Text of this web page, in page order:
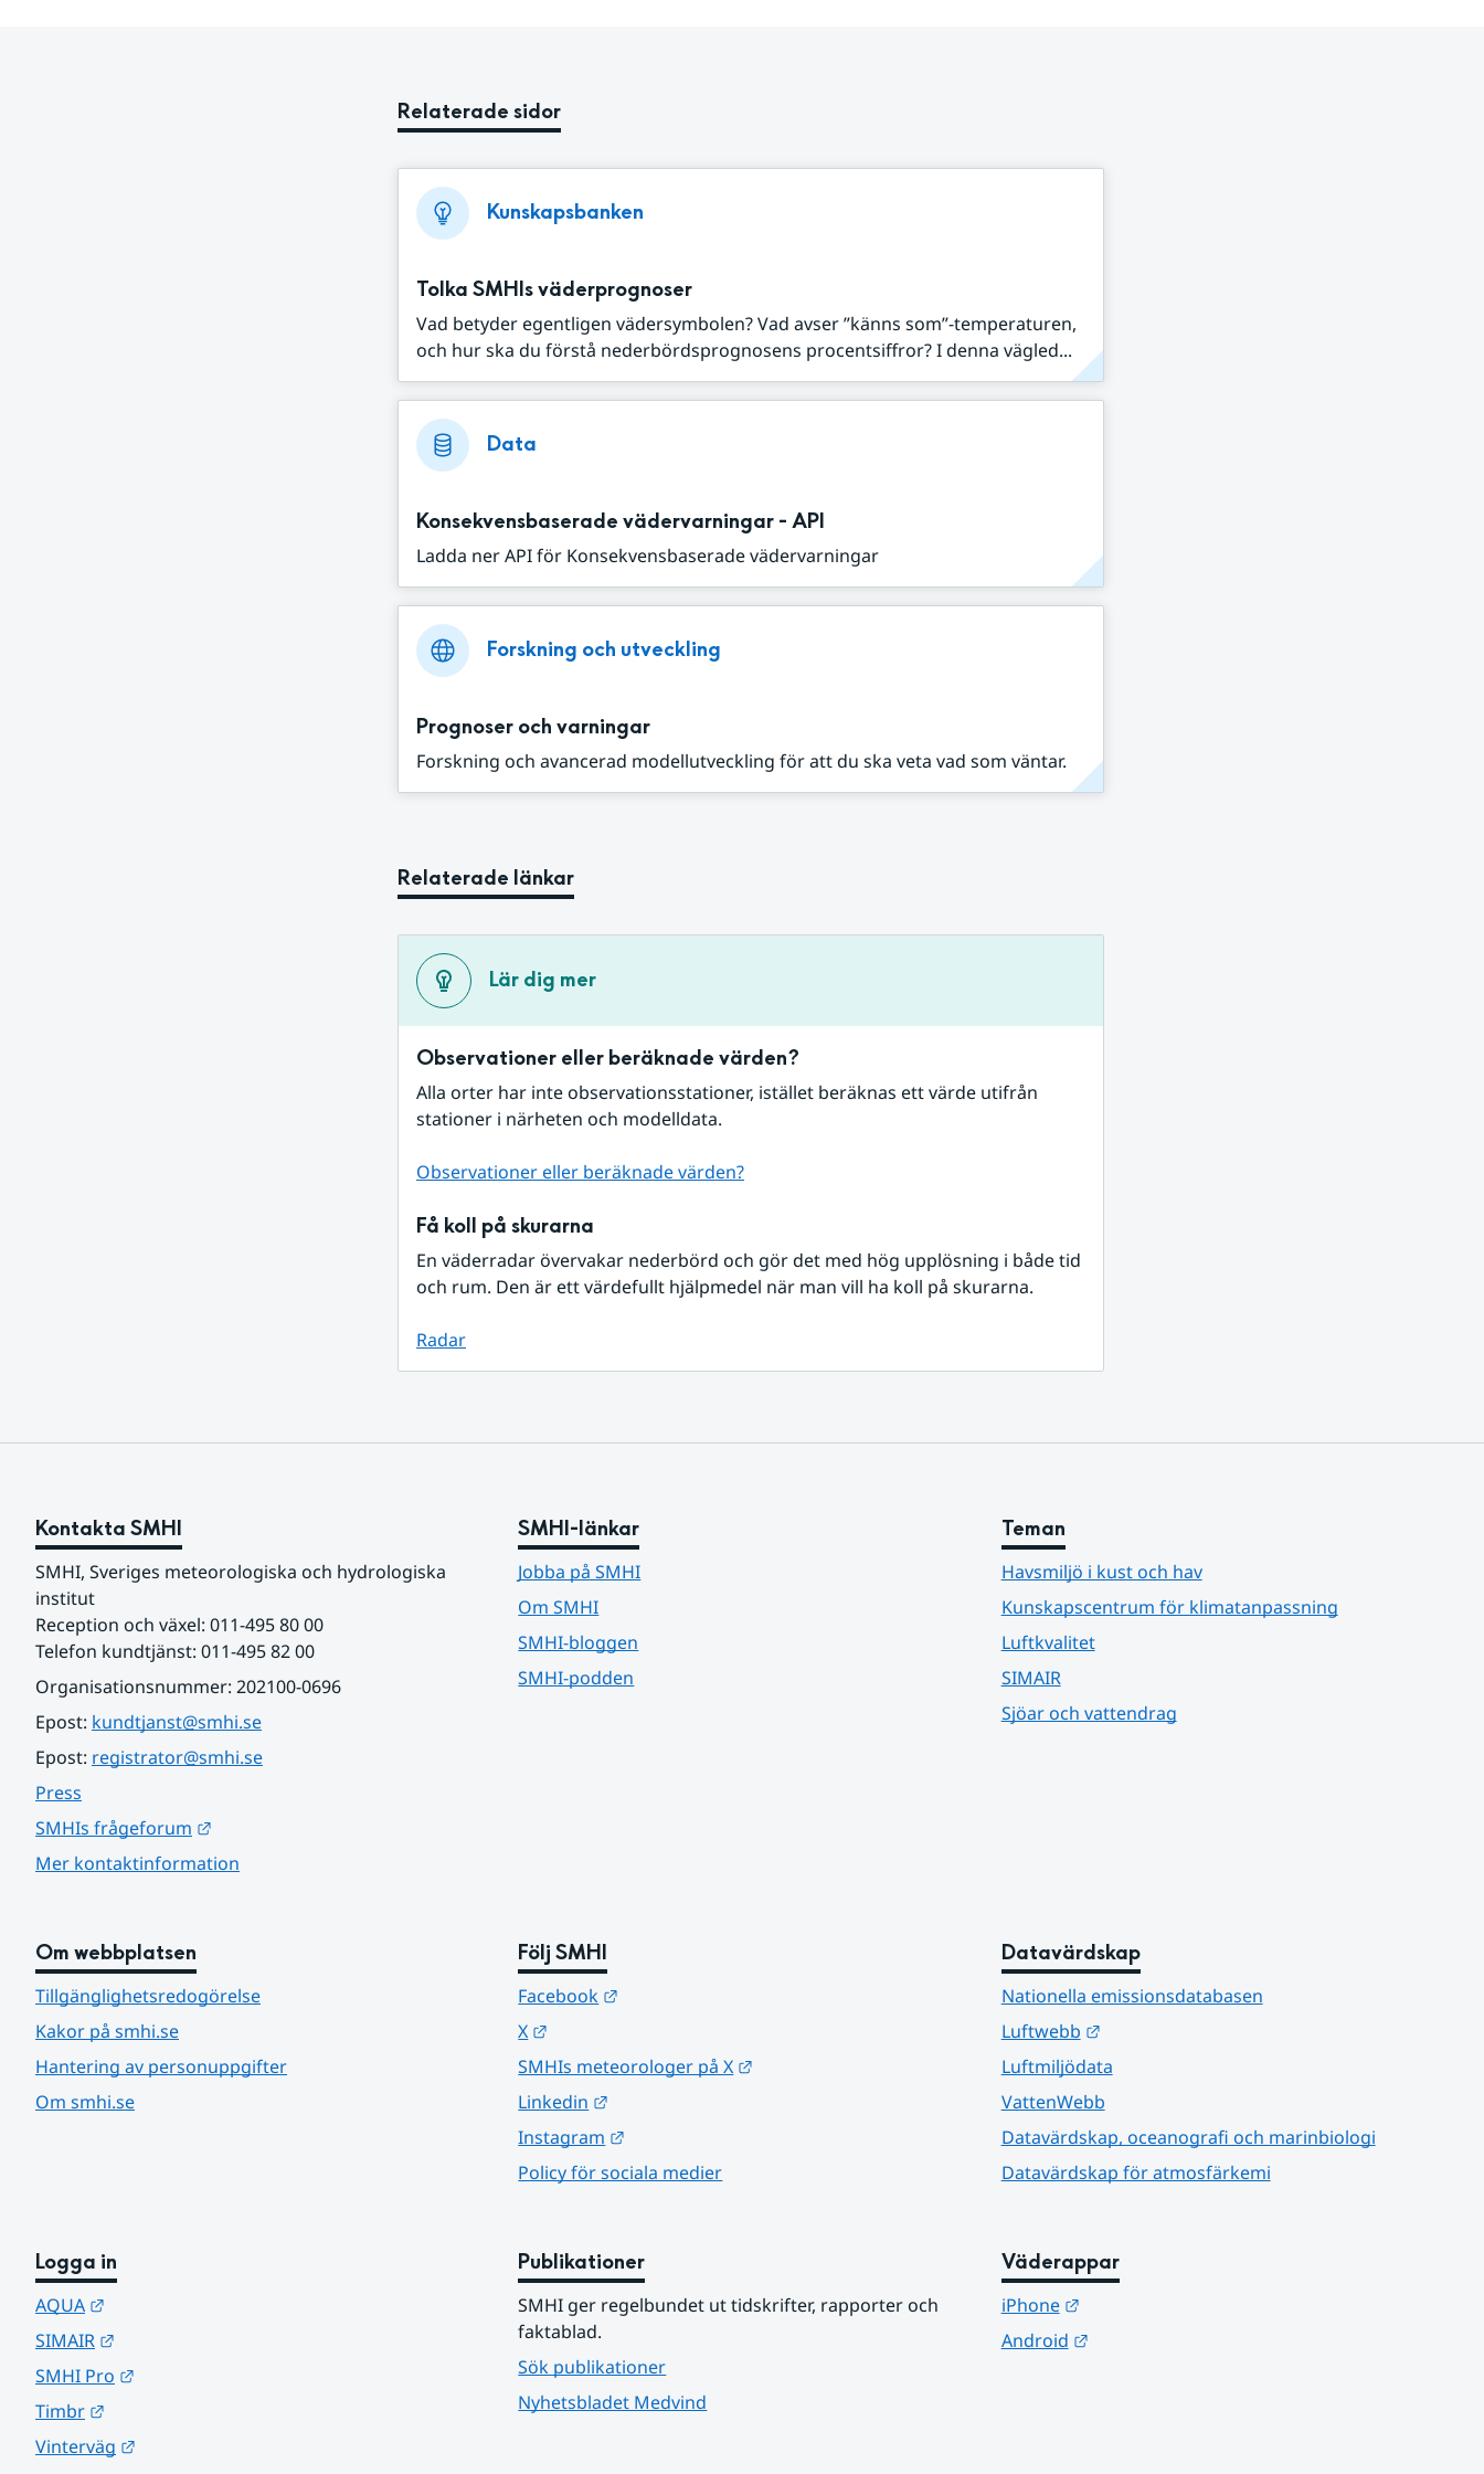
Relaterade sidor
Kunskapsbanken
Tolka SMHIs väderprognoser
Vad betyder egentligen vädersymbolen? Vad avser ”känns som”-temperaturen,
och hur ska du förstå nederbördsprognosens procentsiffror? I denna vägled...
Data
Konsekvensbaserade vädervarningar - API
Ladda ner API för Konsekvensbaserade vädervarningar
Forskning och utveckling
Prognoser och varningar
Forskning och avancerad modellutveckling för att du ska veta vad som väntar.
Relaterade länkar
Lär dig mer
Observationer eller beräknade värden?
Alla orter har inte observationsstationer, istället beräknas ett värde utifrån
stationer i närheten och modelldata.
Observationer eller beräknade värden?
Få koll på skurarna
En väderradar övervakar nederbörd och gör det med hög upplösning i både tid
och rum. Den är ett värdefullt hjälpmedel när man vill ha koll på skurarna.
Radar
Kontakta SMHI
SMHI, Sveriges meteorologiska och hydrologiska
institut
Reception och växel: 011-495 80 00
Telefon kundtjänst: 011-495 82 00
Organisationsnummer: 202100-0696
Epost: kundtjanst@smhi.se
Epost: registrator@smhi.se
Press
SMHIs frågeforum
Mer kontaktinformation
SMHI-länkar
Jobba på SMHI
Om SMHI
SMHI-bloggen
SMHI-podden
Teman
Havsmiljö i kust och hav
Kunskapscentrum för klimatanpassning
Luftkvalitet
SIMAIR
Sjöar och vattendrag
Om webbplatsen
Tillgänglighetsredogörelse
Kakor på smhi.se
Hantering av personuppgifter
Om smhi.se
Följ SMHI
Facebook
X
SMHIs meteorologer på X
Linkedin
Instagram
Policy för sociala medier
Datavärdskap
Nationella emissionsdatabasen
Luftwebb
Länk till annan webbplats.
Luftmiljödata
VattenWebb
Datavärdskap, oceanografi och marinbiologi
Datavärdskap för atmosfärkemi
Logga in
AQUA
SIMAIR
SMHI Pro
Timbr
Vinterväg
Publikationer
SMHI ger regelbundet ut tidskrifter, rapporter och
faktablad.
Sök publikationer
Nyhetsbladet Medvind
Väderappar
iPhone
Länk till annan webbplats.
Android
Länk till annan webbplats.